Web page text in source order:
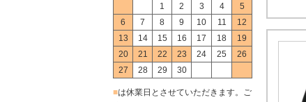
1
2 3 4
5
6
7 8 9 10 11
12
13
14 15 16 17 18
19
20
21 22 23 24 25
26
27
28 29 30
■は休業日とさせていただきます。ご